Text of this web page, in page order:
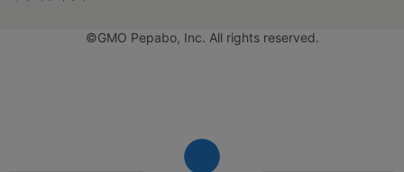
©GMO Pepabo, Inc. All rights reserved.